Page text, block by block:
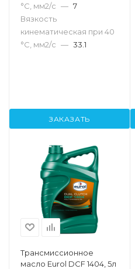
°С, мм2/с — 7
Вязкость
кинематическая при 40
°С, мм2/с — 33.1
ЗАКАЗАТЬ
Трансмиссионное
масло Eurol DCF 1404, 5л